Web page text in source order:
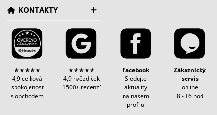
KONTAKTY
★★★★★
4,9 celková
spokojenost
s obchodem
★★★★★
4,9 hvězdiček
1500+ recenzí
Facebook
Sledujte
aktuality
na našem
profilu
Zákaznický
servis
online
8 - 16 hod